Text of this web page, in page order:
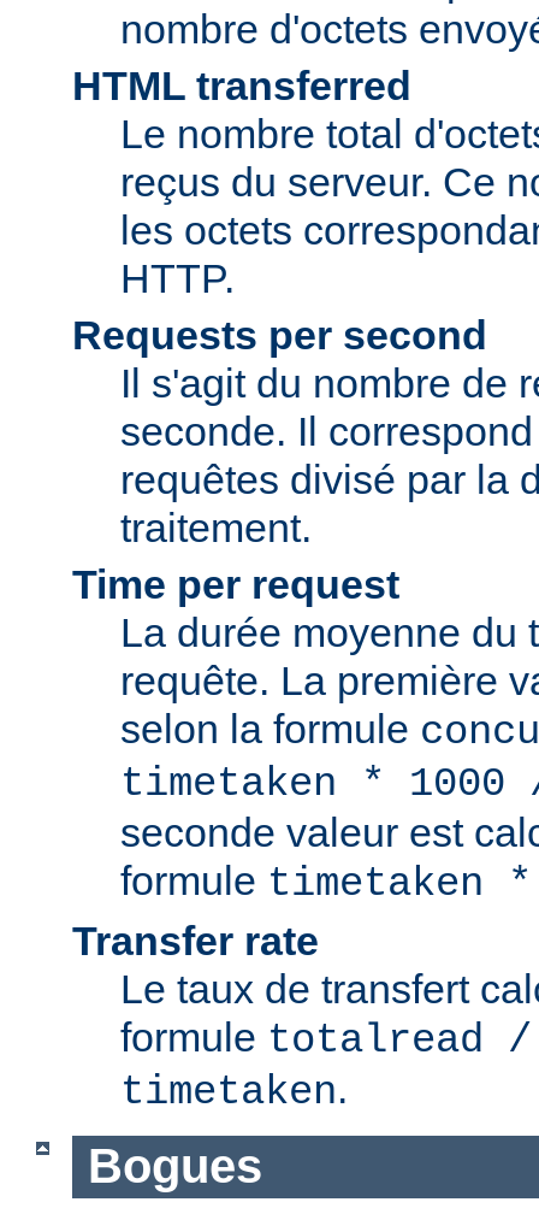
nombre d'octets
HTML transferred
Le nombre total
reçus du serveur. Ce
les octets
HTTP.
Requests per second
Il s'agit du nombre de
seconde. Il
requêtes divisé par la
traitement.
Time per request
La durée moyenne du
requête. La première
selon la formule
timetaken * 1000
seconde valeur est
formule timetaken
Transfer rate
Le taux de transfert
formule totalread /
timetaken.
Bogues